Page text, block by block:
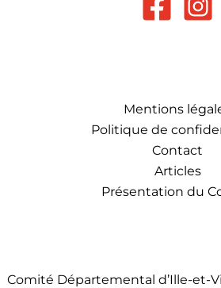
Mentions
Politique de
Contact
Articles
Présentation du
Comité Départemental d’Ille-et-